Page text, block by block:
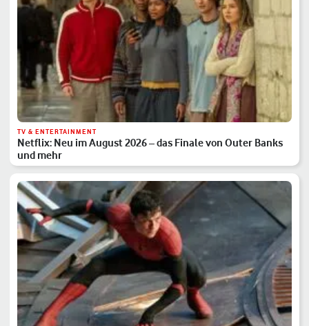
TV & ENTERTAINMENT
Netflix: Neu im August 2026 – das Finale von Outer Banks
und mehr